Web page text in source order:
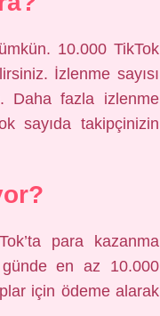
10.000 TikTok
İzlenme sayısı
Daha fazla izlenme
sayıda takipçinizin
para kazanma
en az 10.000
için ödeme alarak